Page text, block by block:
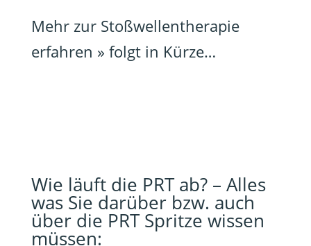
Mehr zur Stoßwellentherapie
erfahren » folgt in Kürze…
Wie läuft die PRT ab? – Alles
was Sie darüber bzw. auch
über die PRT Spritze wissen
müssen: